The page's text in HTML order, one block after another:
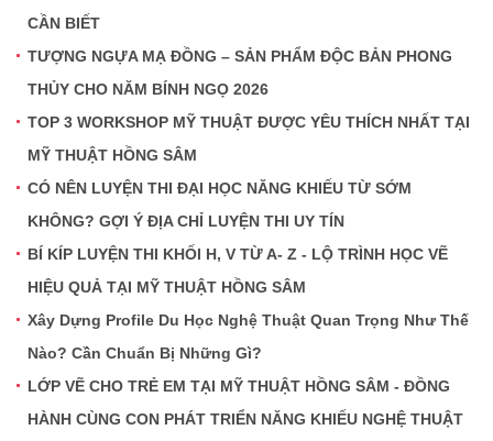
CẦN BIẾT
TƯỢNG NGỰA MẠ ĐỒNG – SẢN PHẨM ĐỘC BẢN PHONG
THỦY CHO NĂM BÍNH NGỌ 2026
TOP 3 WORKSHOP MỸ THUẬT ĐƯỢC YÊU THÍCH NHẤT TẠI
MỸ THUẬT HỒNG SÂM
CÓ NÊN LUYỆN THI ĐẠI HỌC NĂNG KHIẾU TỪ SỚM
KHÔNG? GỢI Ý ĐỊA CHỈ LUYỆN THI UY TÍN
BÍ KÍP LUYỆN THI KHỐI H, V TỪ A- Z - LỘ TRÌNH HỌC VẼ
HIỆU QUẢ TẠI MỸ THUẬT HỒNG SÂM
Xây Dựng Profile Du Học Nghệ Thuật Quan Trọng Như Thế
Nào? Cần Chuẩn Bị Những Gì?
LỚP VẼ CHO TRẺ EM TẠI MỸ THUẬT HỒNG SÂM - ĐỒNG
HÀNH CÙNG CON PHÁT TRIỂN NĂNG KHIẾU NGHỆ THUẬT